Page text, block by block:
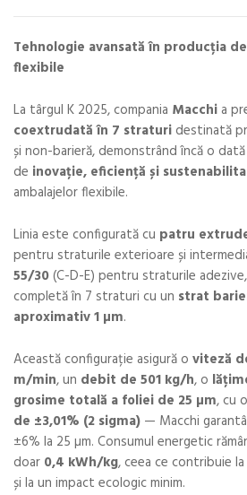
Tehnologie avansată în producția
flexibile
La târgul K 2025, compania Macchia
coextrudată în 7 straturi destinată
și non-barieră, demonstrând încă o
de inovație, eficiență și
ambalajelor flexibile.
Linia este configurată cu patru
pentru straturile exterioare și
55/30(C-D-E) pentru straturile
completă în 7 straturi cu un strat
aproximativ 1 µm.
Această configurație asigură o viteză
m/min, un debit de 501 kg/h, o
grosime totală a foliei de 25 µm, cu o
de ±3,01% (2 sigma) — Macchi
±6% la 25 µm. Consumul energetic
doar 0,4 kWh/kg, ceea ce contribuie
și la un impact ecologic minim.